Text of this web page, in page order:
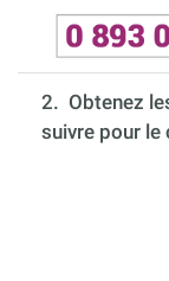
2. Obtenez
suivre pour le